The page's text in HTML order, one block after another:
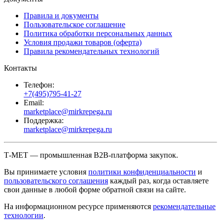
Правила и документы
Пользовательское соглашение
Политика обработки персональных данных
Условия продажи товаров (оферта)
Правила рекомендательных технологий
Контакты
Телефон:
+7(495)795-41-27
Email:
marketplace@mirkrepega.ru
Поддержка:
marketplace@mirkrepega.ru
Т-МЕТ — промышленная B2B-платформа закупок.
Вы принимаете условия политики конфиденциальности и
пользовательского соглашения каждый раз, когда оставляете
свои данные в любой форме обратной связи на сайте.
На информационном ресурсе применяются рекомендательные
технологии.